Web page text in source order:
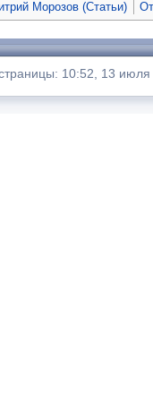
Морозов (Статьи)
10:52, 13